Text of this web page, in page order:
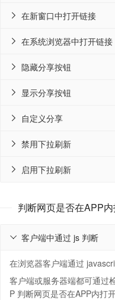
在新窗口中打开链接

在系统浏览器中打开链接

隐藏分享按钮

显示分享按钮

自定义分享

禁用下拉刷新

启用下拉刷新

判断网页是否在APP
客户端中通过 js 判断

在浏览器客户端通过
客户端或服务器端都可通过
P 判断网页是否在APP内打